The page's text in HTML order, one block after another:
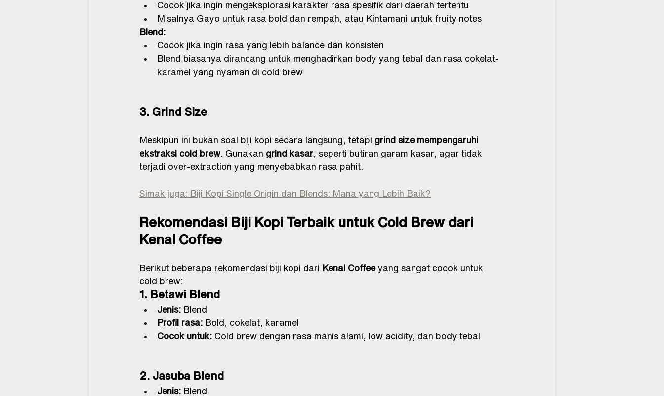
Cocok jika ingin mengeksplorasi karakter rasa spesifik dari daerah tertentu
Misalnya Gayo untuk rasa bold dan rempah, atau Kintamani untuk fruity notes
Blend:
Cocok jika ingin rasa yang lebih balance dan konsisten
Blend biasanya dirancang untuk menghadirkan body yang tebal dan rasa cokelat-
karamel yang nyaman di cold brew
3. Grind Size
Meskipun ini bukan soal biji kopi secara langsung, tetapi grind size mempengaruhi
ekstraksi cold brew. Gunakan grind kasar , seperti butiran garam kasar, agar tidak
terjadi over-extraction yang menyebabkan rasa pahit.
Simak juga: Biji Kopi Single Origin dan Blends: Mana yang Lebih Baik?
Rekomendasi Biji Kopi Terbaik untuk Cold Brew dari
Kenal Coffee
Berikut beberapa rekomendasi biji kopi dari Kenal Coffee yang sangat cocok untuk
cold brew:
1. Betawi Blend
Jenis: Blend
Profil rasa: Bold, cokelat, karamel
Cocok untuk: Cold brew dengan rasa manis alami, low acidity, dan body tebal
2. Jasuba Blend
Jenis: Blend